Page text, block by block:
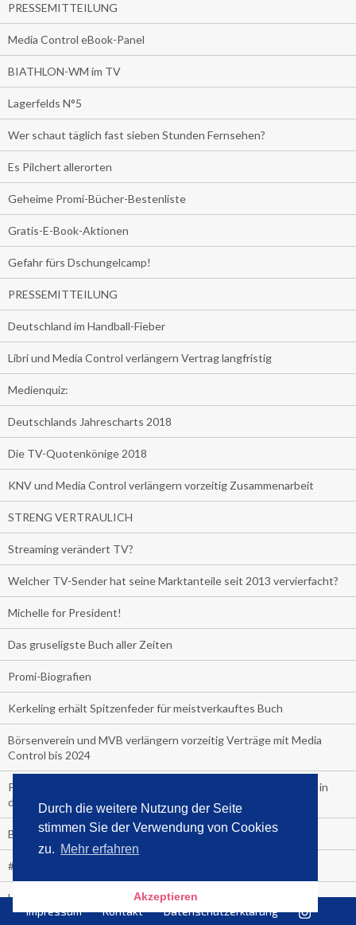
Durch die weitere Nutzung der Seite
stimmen Sie der Verwendung von Cookies
zu. Mehr erfahren
Akzeptieren
PRESSEMITTEILUNG
Media Control eBook-Panel
BIATHLON-WM im TV
Lagerfelds N°5
Wer schaut täglich fast sieben Stunden Fernsehen?
Es Pilchert allerorten
Geheime Promi-Bücher-Bestenliste
Gratis-E-Book-Aktionen
Gefahr fürs Dschungelcamp!
PRESSEMITTEILUNG
Deutschland im Handball-Fieber
Libri und Media Control verlängern Vertrag langfristig
Medienquiz:
Deutschlands Jahrescharts 2018
Die TV-Quotenkönige 2018
KNV und Media Control verlängern vorzeitig Zusammenarbeit
STRENG VERTRAULICH
Streaming verändert TV?
Welcher TV-Sender hat seine Marktanteile seit 2013 vervierfacht?
Michelle for President!
Das gruseligste Buch aller Zeiten
Promi-Biografien
Kerkeling erhält Spitzenfeder für meistverkauftes Buch
Börsenverein und MVB verlängern vorzeitig Verträge mit Media
Control bis 2024
PocketBook, Ceebo und Umbreit bringen Hörbuch-Downloads in
die Cloud
Bella Bella
#1-Bestseller: "Das ist Alpha!" von Kollegah
Hammer! "Fear: Trump in the White House" (auf Englisch) von
Watergate-Urgestein
Impressum Kontakt Datenschutzerklärung